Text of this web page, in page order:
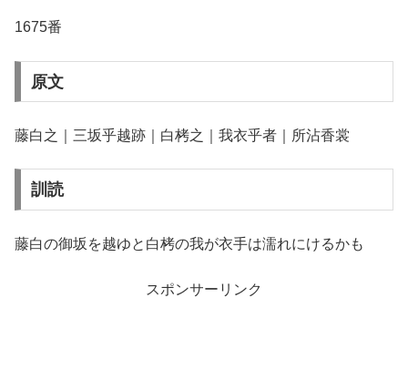
1675番
原文
藤白之｜三坂乎越跡｜白栲之｜我衣乎者｜所沾香裳
訓読
藤白の御坂を越ゆと白栲の我が衣手は濡れにけるかも
スポンサーリンク